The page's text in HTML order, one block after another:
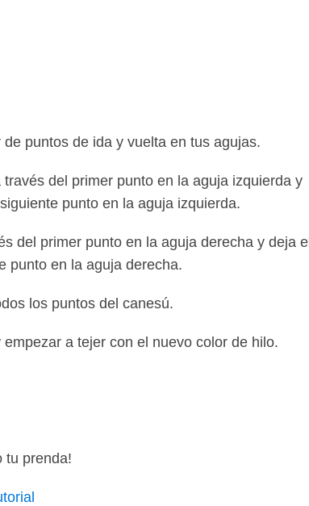
puntos de ida y vuelta en tus agujas.
del primer punto en la aguja izquierda y
punto en la aguja izquierda.
del primer punto en la aguja derecha y deja el
punto en la aguja derecha.
los puntos del canesú.
a tejer con el nuevo color de hilo.
tu prenda!